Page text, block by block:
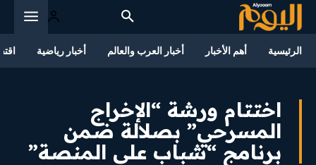
الرئيسية أهم الأخبار أخبار العرب والعالم أخبار رياضية
اختتام ورشة “الإخراج
المسرحي” بصلالة ضمن
برنامج “شباب على المنصة”